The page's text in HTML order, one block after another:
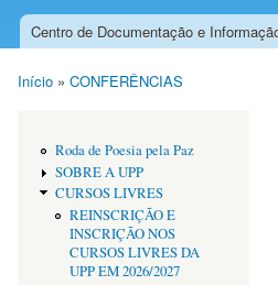
Menu principal
Centro de Documentação e
Início » CONFERÊNCIAS
Roda de Poesia pela Paz
SOBRE A UPP
CURSOS LIVRES
REINSCRIÇÃO E
INSCRIÇÃO NOS
CURSOS LIVRES DA
UPP EM 2026/2027